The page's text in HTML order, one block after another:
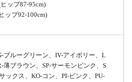
ップ87-95cm)
ップ92-100cm)
ブルーグリーン、IV-アイボリー、L
薄ブラウン、SP-サーモンピンク、S
ックス、KO-コン、PI-ピンク、PU-